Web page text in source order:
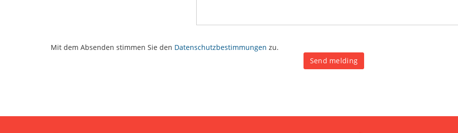
Mit dem Absenden stimmen Sie den Datenschutzbestimmungen zu.
Send melding